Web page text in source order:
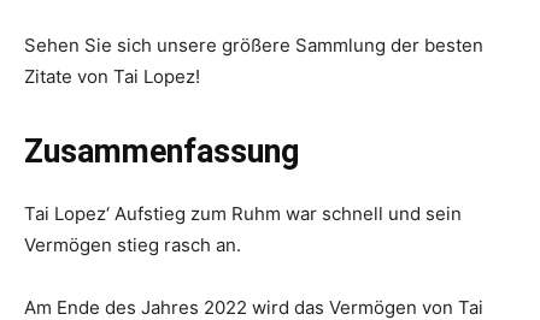
Sehen Sie sich unsere größere Sammlung der besten
Zitate von Tai Lopez!
Zusammenfassung
Tai Lopez‘ Aufstieg zum Ruhm war schnell und sein
Vermögen stieg rasch an.
Am Ende des Jahres 2022 wird das Vermögen von Tai